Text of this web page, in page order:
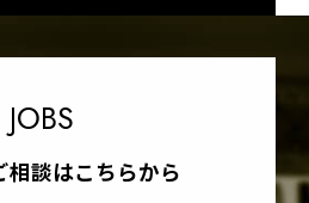
JOBS
相談はこちらから